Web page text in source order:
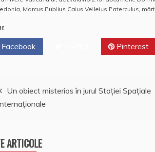
c
b
o
k
itt er m k S
a
c
d
t
A
p
, Marcus Publius Caius Velleius Paterculus,
Facebook Pinterest
Un obiect misterios în jurul Staţiei Spaţiale
ARTICOLE